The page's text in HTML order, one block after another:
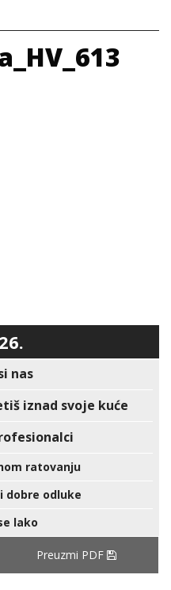
nas
iznad svoje kuće
ratovanju
dobre odluke
lako
Preuzmi PDF